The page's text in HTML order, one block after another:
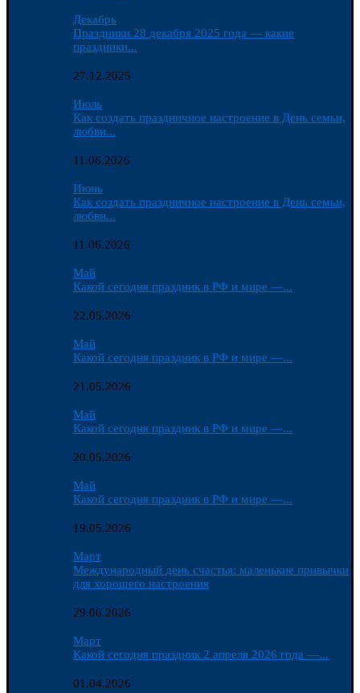
Декабрь
Праздники 28 декабря 2025 года — какие
праздники...
27.12.2025
Июль
Как создать праздничное настроение в День семьи,
любви...
11.06.2026
Июнь
Как создать праздничное настроение в День семьи,
любви...
11.06.2026
Май
Какой сегодня праздник в РФ и мире —...
22.05.2026
Май
Какой сегодня праздник в РФ и мире —...
21.05.2026
Май
Какой сегодня праздник в РФ и мире —...
20.05.2026
Май
Какой сегодня праздник в РФ и мире —...
19.05.2026
Март
Международный день счастья: маленькие привычки
для хорошего настроения
29.06.2026
Март
Какой сегодня праздник 2 апреля 2026 года —...
01.04.2026